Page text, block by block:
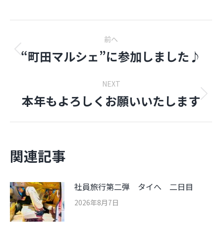
navigation
前へ
前
投
稿:
“町田マルシェ”に参加しました♪
NEXT
Next
本年もよろしくお願いいたします
関連記事
社員旅行第二弾 タイへ 二日目
2026年8月7日